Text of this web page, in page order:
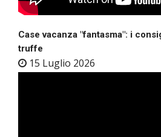
Case vacanza "fantasma": i
truffe
15 Luglio 2026